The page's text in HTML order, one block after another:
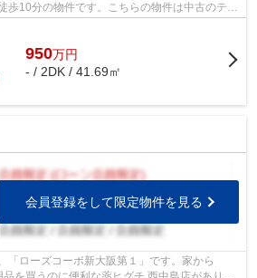
歩10分の物件です。こちらの物件は中古のテラ
スは、一戸...
950万円
- / 2DK / 41.69㎡
会員登録をして限定物件を見る
「ローズコーポ新大阪第１」です。家から